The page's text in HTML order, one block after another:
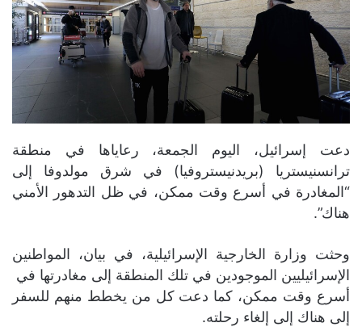
دعت إسرائيل، اليوم الجمعة، رعاياها في منطقة
ترانسنيستريا (بريدنيستروفيا) في شرق مولدوفا إلى
“المغادرة في أسرع وقت ممكن، في ظل التدهور الأمني
هناك”.
وحثت وزارة الخارجية الإسرائيلية، في بيان، المواطنين
الإسرائيليين الموجودين في تلك المنطقة إلى مغادرتها في
أسرع وقت ممكن، كما دعت كل من يخطط منهم للسفر
إلى هناك إلى إلغاء رحلته.